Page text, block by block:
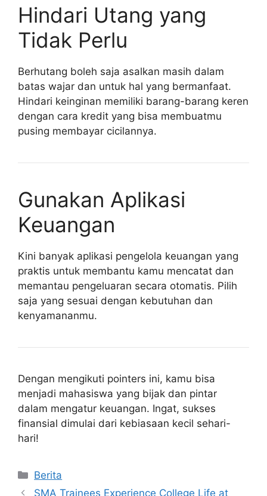
Hindari Utang yang
Tidak Perlu
Berhutang boleh saja asalkan masih dalam
batas wajar dan untuk hal yang bermanfaat.
Hindari keinginan memiliki barang-barang keren
dengan cara kredit yang bisa membuatmu
pusing membayar cicilannya.
Gunakan Aplikasi
Keuangan
Kini banyak aplikasi pengelola keuangan yang
praktis untuk membantu kamu mencatat dan
memantau pengeluaran secara otomatis. Pilih
saja yang sesuai dengan kebutuhan dan
kenyamananmu.
Dengan mengikuti pointers ini, kamu bisa
menjadi mahasiswa yang bijak dan pintar
dalam mengatur keuangan. Ingat, sukses
finansial dimulai dari kebiasaan kecil sehari-
hari!
Kategori
Berita
SMA Trainees Experience College Life at